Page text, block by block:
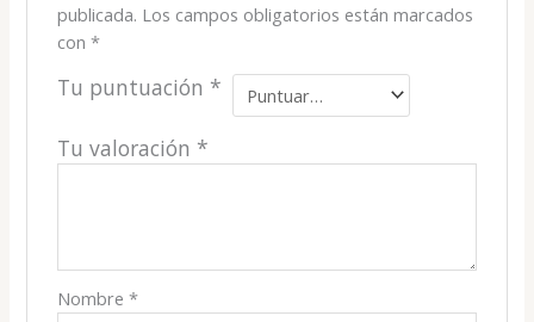
publicada. Los campos obligatorios están marcados
con *
Tu puntuación *
Tu valoración *
Nombre *